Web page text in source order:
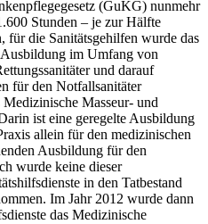
(GuKG) nunmehr
Stunden – je zur Hälfte
für die Sanitätsgehilfen wurde das
im Umfang von
und darauf
für den Notfallsanitäter
Medizinische Masseur- und
ist eine geregelte Ausbildung
allein für den medizinischen
Ausbildung für den
wurde keine dieser
in den Tatbestand
Im Jahr 2012 wurde dann
das Medizinische